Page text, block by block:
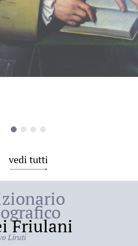
vedi tutti
Friulani
Liruti